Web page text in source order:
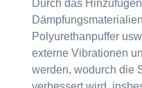
Durch das
Polyurethanpuffer
externe Vibrationen
werden, wodurch die